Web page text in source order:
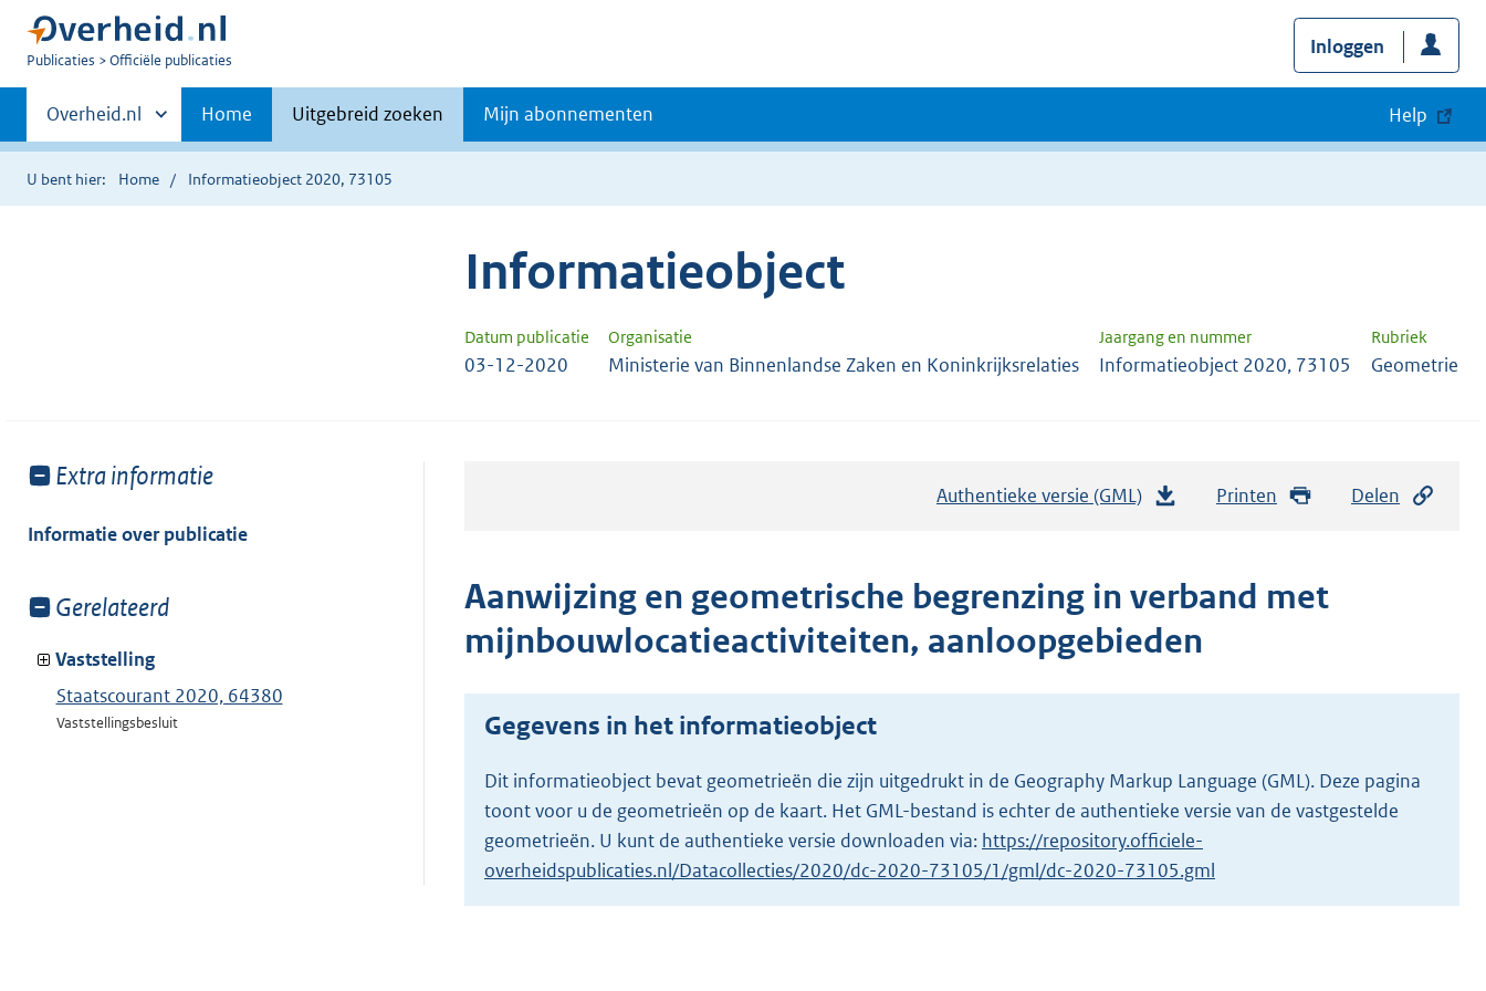
U
Publicaties Officiële publicaties
Inloggen
Primaire
navigatie
Andere
sites
binnen
Overheid.nl Home Uitgebreid zoeken Mijn abonnementen Help
U bent hier: Home Informatieobject 2020, 73105
Informatieobject
Datum publicatie Organisatie Jaargang en nummer Rubriek
03-12-2020 Ministerie van Binnenlandse Zaken en Koninkrijksrelaties Informatieobject 2020, 73105 Geometrie
Toon
van:
Extra informatie
Informatie over publicatie
Toon
van:
Gerelateerd
Vaststelling
Staatscourant 2020, 64380
Vaststellingsbesluit
Authentieke versie (GML)
t
a
n
o
o
t
t
e
Printen Delen
Aanwijzing en geometrische begrenzing in verband met
mijnbouwlocatieactiviteiten, aanloopgebieden
Gegevens in het informatieobject
Dit informatieobject bevat geometrieën die zijn uitgedrukt in de Geography Markup Language (GML). Deze pagina
toont voor u de geometrieën op de kaart. Het GML-bestand is echter de authentieke versie van de vastgestelde
geometrieën. U kunt de authentieke versie downloaden via: https://repository.officiele-
overheidspublicaties.nl/Datacollecties/2020/dc-2020-73105/1/gml/dc-2020-73105.gml